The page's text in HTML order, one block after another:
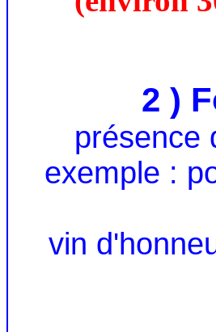
2 )
présence
exemple :
vin